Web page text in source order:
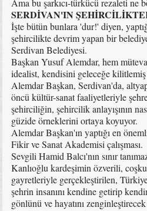
Ama bu şarkıcı-türkücü rezaleti ne
SERDİVAN'IN
İşte bütün bunlara 'dur!' diyen,
şehircilikte devrim yapan bir
Serdivan Belediyesi.
Başkan Yusuf Alemdar, hem
idealist, kendisini geleceğe
Alemdar Başkan, Serdivan'da,
öncü kültür-sanat faaliyetleriyle
şehirciliğin, şehircilik anlayışının
güzide örneklerini ortaya koyuyor.
Alemdar Başkan'ın yaptığı en
Fikir ve Sanat Akademisi çalışması.
Sevgili Hamid Balcı'nın sınır
Kanlıoğlu kardeşimin özverili,
gayretleriyle gerçekleştirilen,
şehrin insanını kendine getirip
gönlünü ve hayatını